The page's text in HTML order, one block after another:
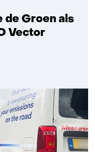
de Groen als
Vector